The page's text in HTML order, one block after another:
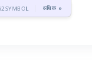
i2SYMBOL अधिक »